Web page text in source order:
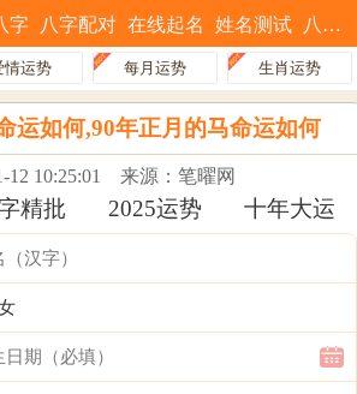
字 八字配对 在线起名 姓名测试 八字排盘
情运势 每月运势 生肖运势
运如何,90年正月的马命运如何
12 10:25:01 来源：笔曜网
精批 2025运势 十年大运